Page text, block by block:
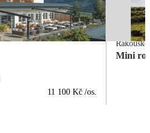
11 100 Kč /os.
Rakousko
Mini